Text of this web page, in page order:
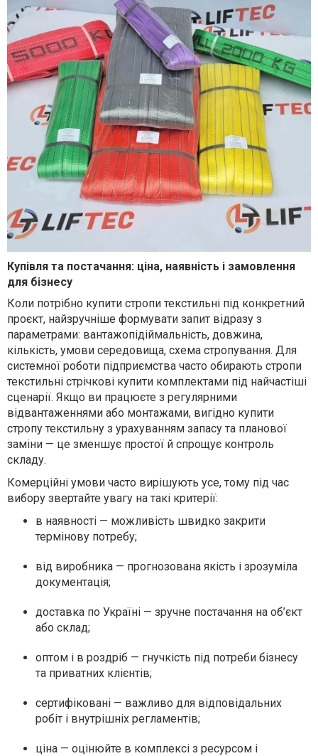
Купівля та постачання: ціна, наявність і замовлення
для бізнесу
Коли потрібно купити стропи текстильні під конкретний
проєкт, найзручніше формувати запит відразу з
параметрами: вантажопідіймальність, довжина,
кількість, умови середовища, схема стропування. Для
системної роботи підприємства часто обирають стропи
текстильні стрічкові купити комплектами під найчастіші
сценарії. Якщо ви працюєте з регулярними
відвантаженнями або монтажами, вигідно купити
стропу текстильну з урахуванням запасу та планової
заміни — це зменшує простої й спрощує контроль
складу.
Комерційні умови часто вирішують усе, тому під час
вибору звертайте увагу на такі критерії:
в наявності — можливість швидко закрити
термінову потребу;
від виробника — прогнозована якість і зрозуміла
документація;
доставка по Україні — зручне постачання на об’єкт
або склад;
оптом і в роздріб — гнучкість під потреби бізнесу
та приватних клієнтів;
сертифіковані — важливо для відповідальних
робіт і внутрішніх регламентів;
ціна — оцінюйте в комплексі з ресурсом і